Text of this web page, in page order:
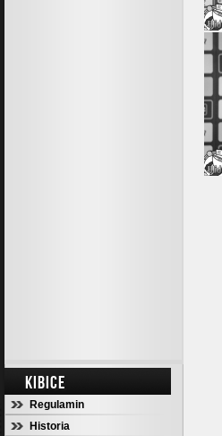
KIBICE
Regulamin
Historia